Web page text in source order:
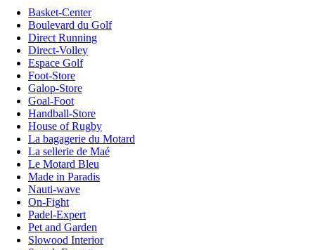
Basket-Center
Boulevard du Golf
Direct Running
Direct-Volley
Espace Golf
Foot-Store
Galop-Store
Goal-Foot
Handball-Store
House of Rugby
La bagagerie du Motard
La sellerie de Maé
Le Motard Bleu
Made in Paradis
Nauti-wave
On-Fight
Padel-Expert
Pet and Garden
Slowood Interior